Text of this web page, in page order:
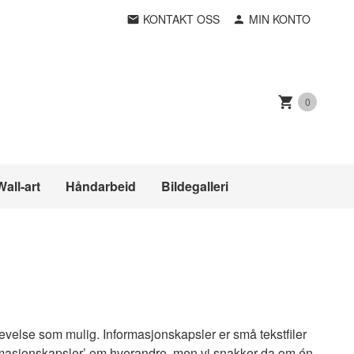
KONTAKT OSS MIN KONTO
0
art Håndarbeid Bildegalleri
som mulig. Informasjonskapsler er små tekstfiler